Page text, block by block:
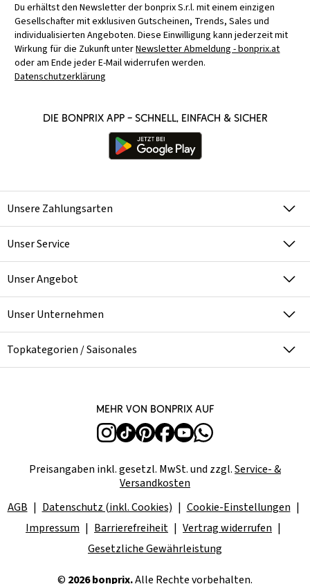
Du erhältst den Newsletter der bonprix S.r.l. mit einem einzigen
Gesellschafter mit exklusiven Gutscheinen, Trends, Sales und
individualisierten Angeboten. Diese Einwilligung kann jederzeit mit
Wirkung für die Zukunft unterNewsletter Abmeldung - bonprix.at
oder am Ende jeder E-Mail widerrufen werden.
Datenschutzerklärung
Die bonprix App – schnell, einfach & sicher
Unsere Zahlungsarten
Unser Service
Unser Angebot
Unser Unternehmen
Topkategorien / Saisonales
Mehr von bonprix auf
Preisangaben inkl. gesetzl. MwSt. und zzgl.Service- &
Versandkosten
AGB
Datenschutz (inkl. Cookies)
Cookie-Einstellungen
Impressum
Barrierefreiheit
Vertrag widerrufen
Gesetzliche Gewährleistung
© 2026 bonprix.Alle Rechte vorbehalten.